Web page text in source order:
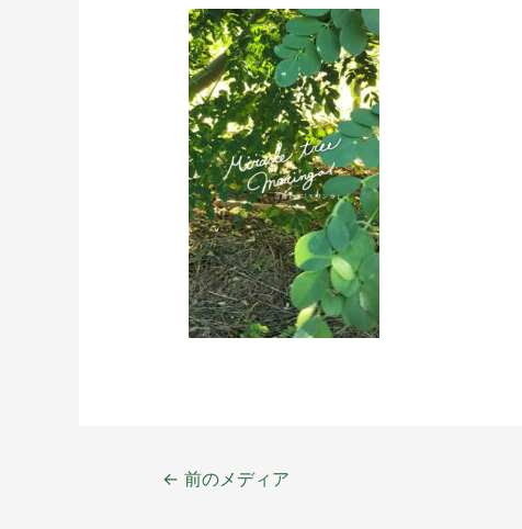
← 前のメディア